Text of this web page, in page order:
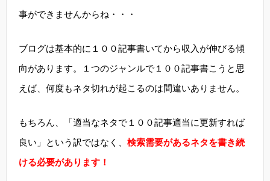
事ができませんからね・・・
ブログは基本的に１００記事書いてから収入が伸びる傾
向があります。１つのジャンルで１００記事書こうと思
えば、何度もネタ切れが起こるのは間違いありません。
もちろん、「適当なネタで１００記事適当に更新すれば
良い」という訳ではなく、 検索需要があるネタを書き続
ける必要があります！